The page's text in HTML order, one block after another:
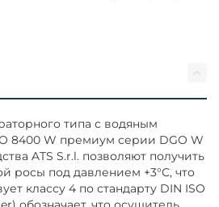
типа с водяным
8400 W премиум серии DGO W
ATS S.r.l. позволяют получить
росы под давлением +3°С, что
классу 4 по стандарту DIN ISO